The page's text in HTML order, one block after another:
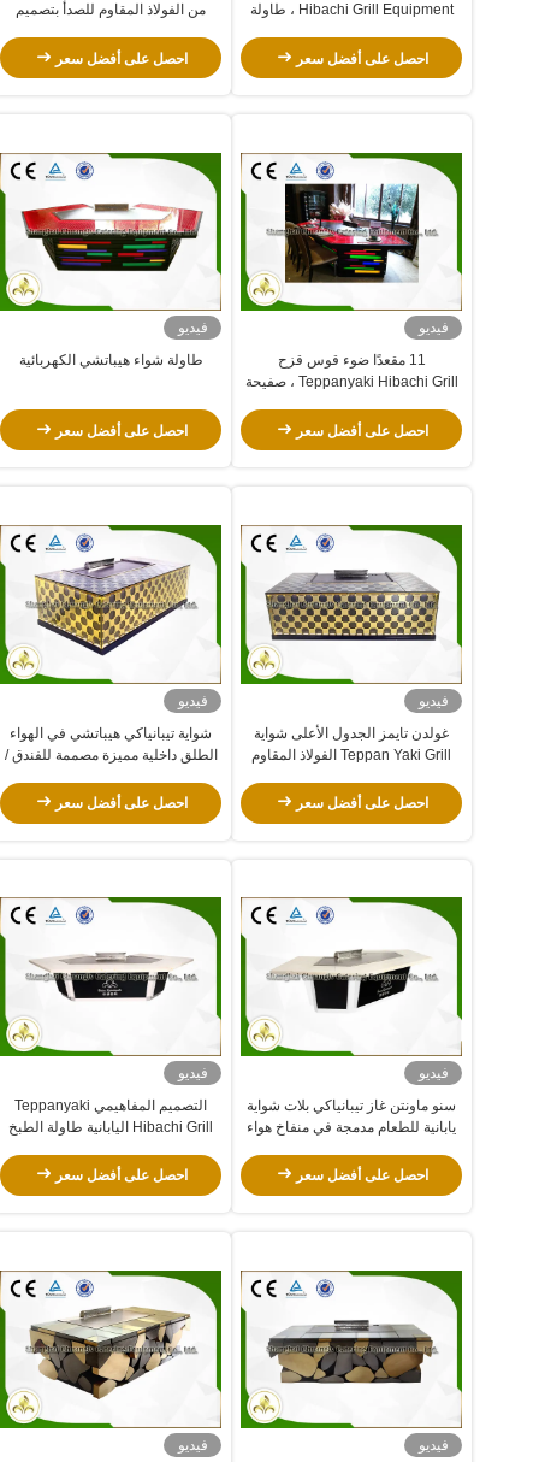
Hibachi Grill Equipment ، طاولة
احصل على أفضل سعر
من الفولاذ المقاوم للصدأ بتصميم
احصل على أفضل سعر
فيديو
11 مقعدًا ضوء قوس قزح
Teppanyaki Hibachi Grill ، صفيحة
Teppanyaki
احصل على أفضل سعر
فيديو
طاولة شواء هيباتشي الكهربائية
احصل على أفضل سعر
فيديو
غولدن تايمز الجدول الأعلى شواية
Teppan Yaki Grill الفولاذ المقاوم
احصل على أفضل سعر
فيديو
شواية تيبانياكي هيباتشي في الهواء
الطلق داخلية مميزة مصممة للفندق /
احصل على أفضل سعر
فيديو
سنو ماونتن غاز تيبانياكي بلات شواية
يابانية للطعام مدمجة في منفاخ هواء
احصل على أفضل سعر
فيديو
التصميم المفاهيمي Teppanyaki
Hibachi Grill اليابانية طاولة الطبخ
احصل على أفضل سعر
فيديو
فيديو